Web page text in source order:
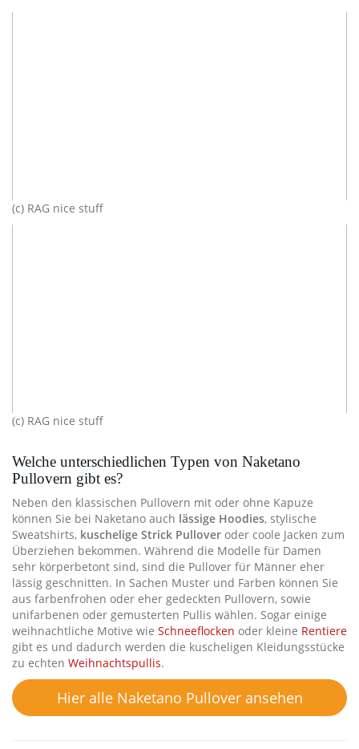
(c) RAG nice stuff
(c) RAG nice stuff
Welche unterschiedlichen Typen von Naketano
Pullovern gibt es?
Neben den klassischen Pullovern mit oder ohne Kapuze
können Sie bei Naketano auch lässige Hoodies, stylische
Sweatshirts, kuschelige Strick Pullover oder coole Jacken zum
Überziehen bekommen. Während die Modelle für Damen
sehr körperbetont sind, sind die Pullover für Männer eher
lässig geschnitten. In Sachen Muster und Farben können Sie
aus farbenfrohen oder eher gedeckten Pullovern, sowie
unifarbenen oder gemusterten Pullis wählen. Sogar einige
weihnachtliche Motive wie Schneeflocken oder kleine Rentiere
gibt es und dadurch werden die kuscheligen Kleidungsstücke
zu echten Weihnachtspullis.
Hier alle Naketano Pullover ansehen